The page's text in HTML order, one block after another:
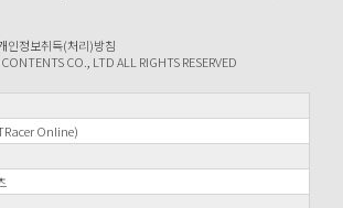
인정보취득(처리)방침
CO., LTD ALL RIGHTS RESERVED
Online)